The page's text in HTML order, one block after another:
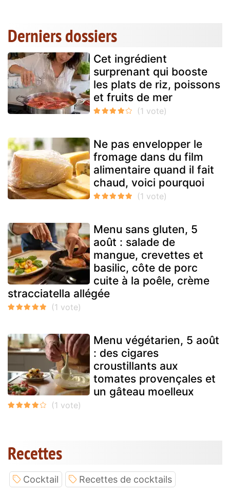
Derniers dossiers
Cet ingrédient
surprenant qui booste
les plats de riz, poissons
et fruits de mer
Ne pas envelopper le
fromage dans du film
alimentaire quand il fait
chaud, voici pourquoi
Menu sans gluten, 5
août : salade de
mangue, crevettes et
basilic, côte de porc
cuite à la poêle, crème
stracciatella allégée
Menu végétarien, 5 août
: des cigares
croustillants aux
tomates provençales et
un gâteau moelleux
Recettes
Cocktail Recettes de cocktails